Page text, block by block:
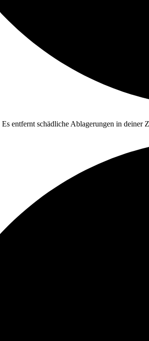
Es entfernt schädliche Ablagerungen in deiner